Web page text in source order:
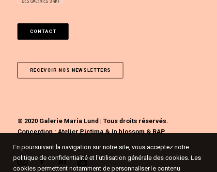
CONTACT
RECEVOIR NOS NEWSLETTERS
© 2020 Galerie Maria Lund | Tous droits réservés.
Conception :Atelier Pictima&In blossom&RAP
En poursuivant la navigation sur notre site, vous acceptez notre
politique de confidentialité et l'utilisation générale des cookies. Les
cookies permettent notamment de personnaliser le contenu